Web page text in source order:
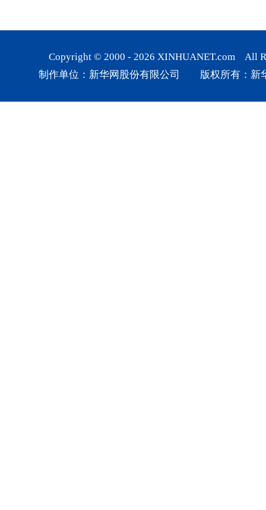
Copyright © 2000 - 2026 XINHUANET.com All
制作单位：新华网股份有限公司 版权所有：新